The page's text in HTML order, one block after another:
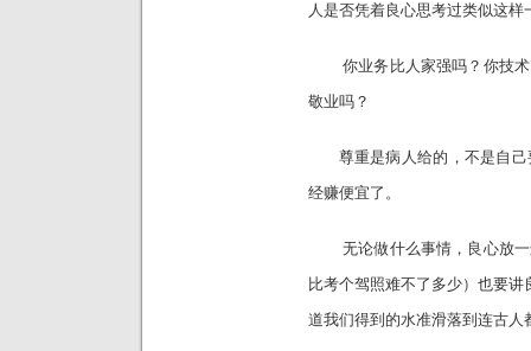
人是否凭着良心思考过类似这样
你业务比人家强吗？你技术
敬业吗？
尊重是病人给的，不是自己
经赚便宜了。
无论做什么事情，良心放一
比考个驾照难不了多少）也要讲
道我们得到的水准滑落到连古人